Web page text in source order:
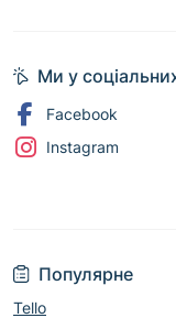
Популярне
Tello
Ми у
Facebook
Instagram